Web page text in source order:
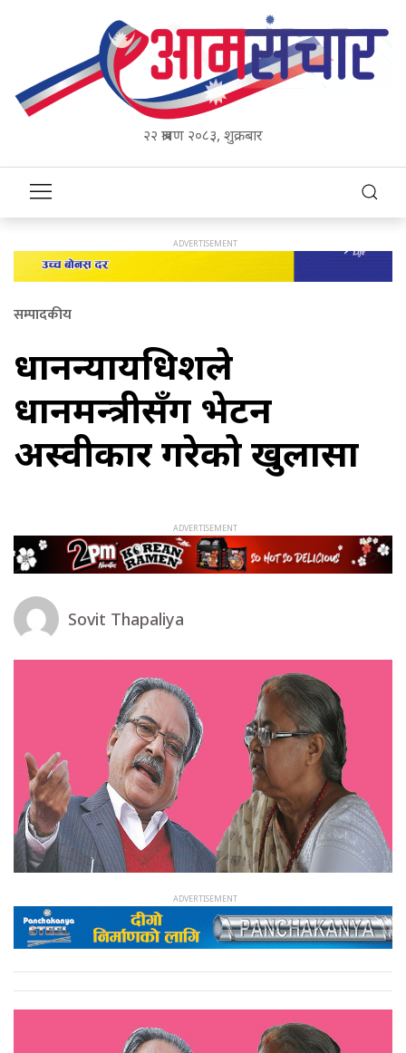
२२ श्रावण २०८३, शुक्रबार
सम्पादकीय
प्रधानन्यायधिशले
प्रधानमन्त्रीसँग भेटन
अस्वीकार गरेको खुलासा
Sovit Thapaliya